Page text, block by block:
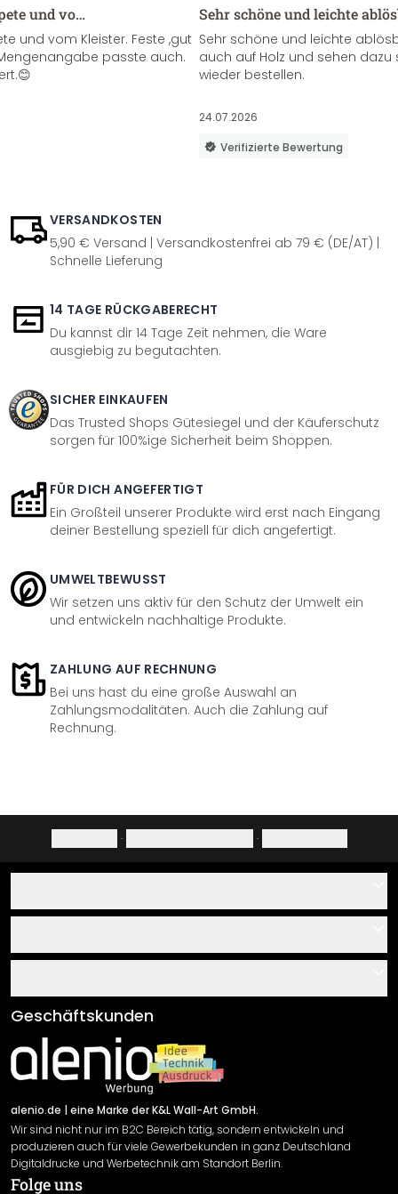
und vo…
und vom Kleister. Feste ,gut
passte auch.
Sehr schöne und leichte
Sehr schöne und leichte
auch auf Holz und sehen
wieder bestellen.
24.07.2026
Verifizierte Bewertung
VERSANDKOSTEN
5,90 € Versand | Versandkostenfrei ab 79 € (DE/AT) |
Schnelle Lieferung
14 TAGE RÜCKGABERECHT
Du kannst dir 14 Tage Zeit nehmen, die Ware
ausgiebig zu begutachten.
SICHER EINKAUFEN
Das Trusted Shops Gütesiegel und der Käuferschutz
sorgen für 100%ige Sicherheit beim Shoppen.
FÜR DICH ANGEFERTIGT
Ein Großteil unserer Produkte wird erst nach Eingang
deiner Bestellung speziell für dich angefertigt.
UMWELTBEWUSST
Wir setzen uns aktiv für den Schutz der Umwelt ein
und entwickeln nachhaltige Produkte.
ZAHLUNG AUF RECHNUNG
Bei uns hast du eine große Auswahl an
Zahlungsmodalitäten. Auch die Zahlung auf
Rechnung.
· ·
Über uns
Klebe- und Montageanleitungen
Newsletter An-/Abmeldung
Sendungsverfolgung
AGB
Impressum
Versand & Zahlung
Rücksendung
Widerrufsrecht
Datenschutzerklärung
Geschäftskunden
alenio.de | eine Marke der K&L Wall-Art GmbH.
Wir sind nicht nur im B2C Bereich tätig, sondern entwickeln und
produzieren auch für viele Gewerbekunden in ganz Deutschland
Digitaldrucke und Werbetechnik am Standort Berlin.
Folge uns